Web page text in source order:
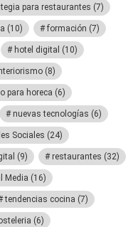
para restaurantes (7)
(10) formación (7)
hotel digital (10)
(8)
para horeca (6)
nuevas tecnologías (6)
Sociales (24)
(9) restaurantes (32)
Media (16)
tendencias cocina (7)
(6)